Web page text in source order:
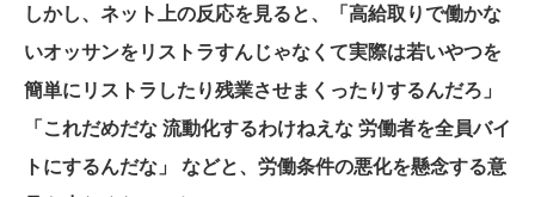
しかし、ネット上の反応を見ると、「高給取りで働かな
いオッサンをリストラすんじゃなくて実際は若いやつを
簡単にリストラしたり残業させまくったりするんだろ」
「これだめだな 流動化するわけねえな 労働者を全員バイ
トにするんだな」 などと、労働条件の悪化を懸念する意